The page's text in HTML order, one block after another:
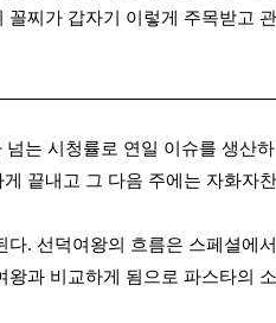
찌가 갑자기 이렇게 주목받고
는 시청률로 연일 이슈를 생산
끝내고 그 다음 주에는 자화자
. 선덕여왕의 흐름은 스페셜에
과 비교하게 됨으로 파스타의